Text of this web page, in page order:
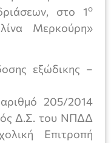
στο 1ο
Μερκούρη»
εξώδικης –
205/2014
Δ.Σ. του ΝΠΔΔ
Επιτροπή